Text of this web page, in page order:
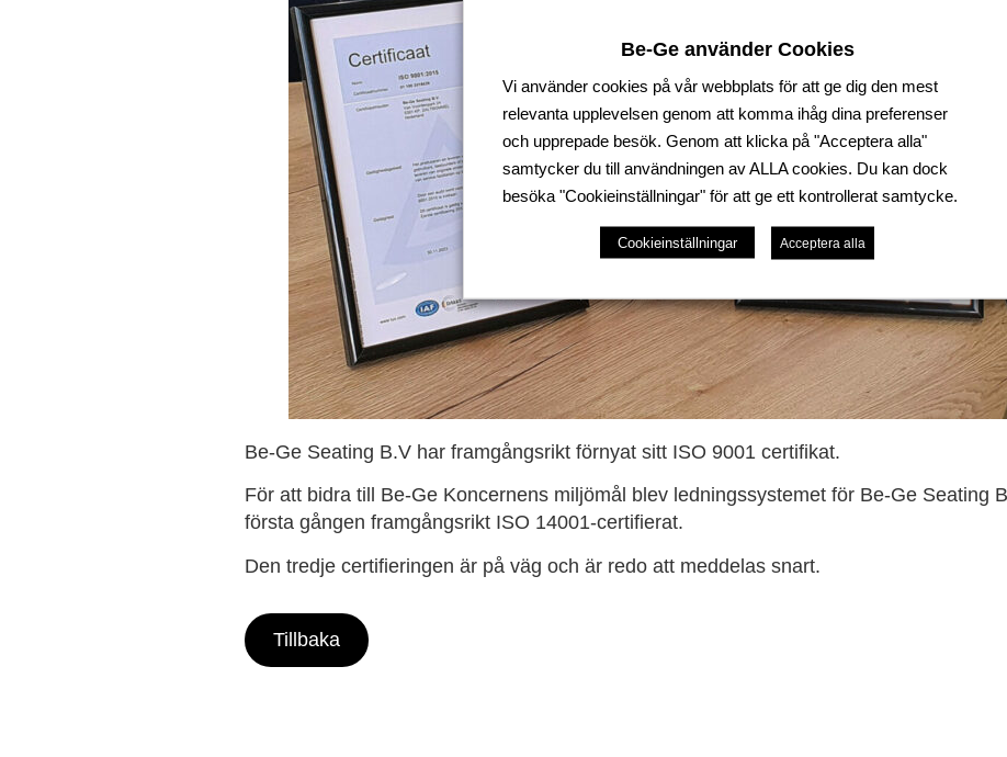
Be-Ge Seating B.V har framgångsrikt förnyat sitt ISO 9001 certifikat.
För att bidra till Be-Ge Koncernens miljömål blev ledningssystemet för Be-Ge Seating
första gången framgångsrikt ISO 14001-certifierat.
Den tredje certifieringen är på väg och är redo att meddelas snart.
Tillbaka
Be-Ge använder Cookies
Vi använder cookies på vår webbplats för att ge dig den mest
relevanta upplevelsen genom att komma ihåg dina preferenser
och upprepade besök. Genom att klicka på "Acceptera alla"
samtycker du till användningen av ALLA cookies. Du kan dock
besöka "Cookieinställningar" för att ge ett kontrollerat samtycke.
Cookieinställningar Acceptera alla